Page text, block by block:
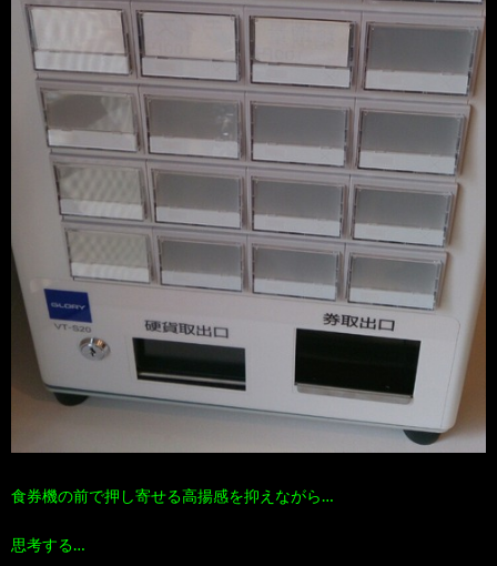
食券機の前で押し寄せる高揚感を抑えながら…
思考する…